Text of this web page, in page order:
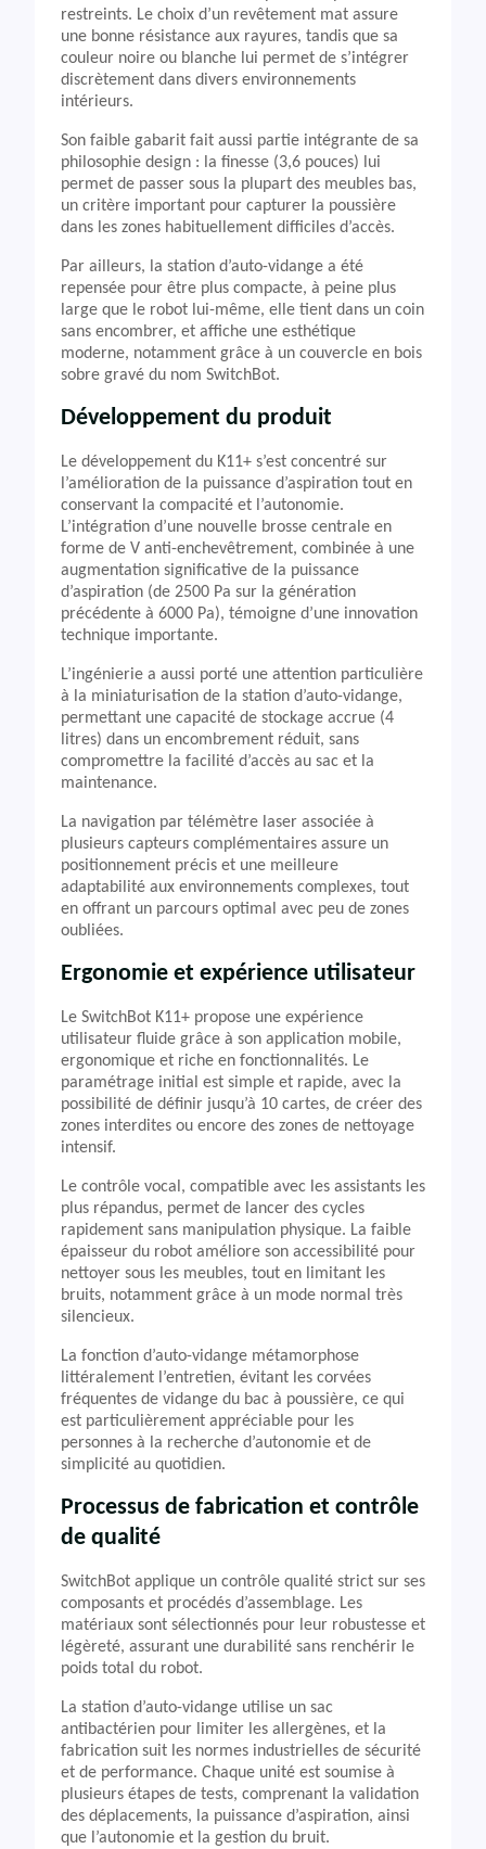
restreints. Le choix d’un revêtement mat assure
une bonne résistance aux rayures, tandis que sa
couleur noire ou blanche lui permet de s’intégrer
discrètement dans divers environnements
intérieurs.
Son faible gabarit fait aussi partie intégrante de sa
philosophie design : la finesse (3,6 pouces) lui
permet de passer sous la plupart des meubles bas,
un critère important pour capturer la poussière
dans les zones habituellement difficiles d’accès.
Par ailleurs, la station d’auto-vidange a été
repensée pour être plus compacte, à peine plus
large que le robot lui-même, elle tient dans un coin
sans encombrer, et affiche une esthétique
moderne, notamment grâce à un couvercle en bois
sobre gravé du nom SwitchBot.
Développement du produit
Le développement du K11+ s’est concentré sur
l’amélioration de la puissance d’aspiration tout en
conservant la compacité et l’autonomie.
L’intégration d’une nouvelle brosse centrale en
forme de V anti-enchevêtrement, combinée à une
augmentation significative de la puissance
d’aspiration (de 2500 Pa sur la génération
précédente à 6000 Pa), témoigne d’une innovation
technique importante.
L’ingénierie a aussi porté une attention particulière
à la miniaturisation de la station d’auto-vidange,
permettant une capacité de stockage accrue (4
litres) dans un encombrement réduit, sans
compromettre la facilité d’accès au sac et la
maintenance.
La navigation par télémètre laser associée à
plusieurs capteurs complémentaires assure un
positionnement précis et une meilleure
adaptabilité aux environnements complexes, tout
en offrant un parcours optimal avec peu de zones
oubliées.
Ergonomie et expérience utilisateur
Le SwitchBot K11+ propose une expérience
utilisateur fluide grâce à son application mobile,
ergonomique et riche en fonctionnalités. Le
paramétrage initial est simple et rapide, avec la
possibilité de définir jusqu’à 10 cartes, de créer des
zones interdites ou encore des zones de nettoyage
intensif.
Le contrôle vocal, compatible avec les assistants les
plus répandus, permet de lancer des cycles
rapidement sans manipulation physique. La faible
épaisseur du robot améliore son accessibilité pour
nettoyer sous les meubles, tout en limitant les
bruits, notamment grâce à un mode normal très
silencieux.
La fonction d’auto-vidange métamorphose
littéralement l’entretien, évitant les corvées
fréquentes de vidange du bac à poussière, ce qui
est particulièrement appréciable pour les
personnes à la recherche d’autonomie et de
simplicité au quotidien.
Processus de fabrication et contrôle
de qualité
SwitchBot applique un contrôle qualité strict sur ses
composants et procédés d’assemblage. Les
matériaux sont sélectionnés pour leur robustesse et
légèreté, assurant une durabilité sans renchérir le
poids total du robot.
La station d’auto-vidange utilise un sac
antibactérien pour limiter les allergènes, et la
fabrication suit les normes industrielles de sécurité
et de performance. Chaque unité est soumise à
plusieurs étapes de tests, comprenant la validation
des déplacements, la puissance d’aspiration, ainsi
que l’autonomie et la gestion du bruit.